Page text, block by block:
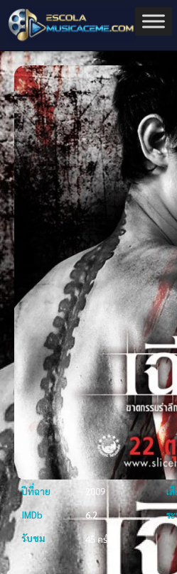
ปีที่ฉาย 2009 เ
IMDb
6.2 ร
รับชม
45 ครั้ง